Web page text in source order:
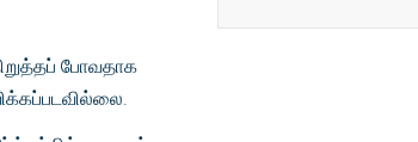
போவதாக